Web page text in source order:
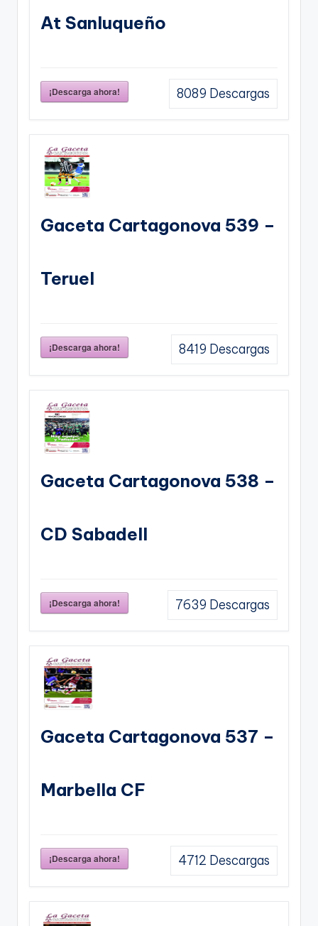
At Sanluqueño
¡Descarga ahora! 8089 Descargas
Gaceta Cartagonova 539 –
Teruel
¡Descarga ahora! 8419 Descargas
Gaceta Cartagonova 538 –
CD Sabadell
¡Descarga ahora! 7639 Descargas
Gaceta Cartagonova 537 –
Marbella CF
¡Descarga ahora! 4712 Descargas